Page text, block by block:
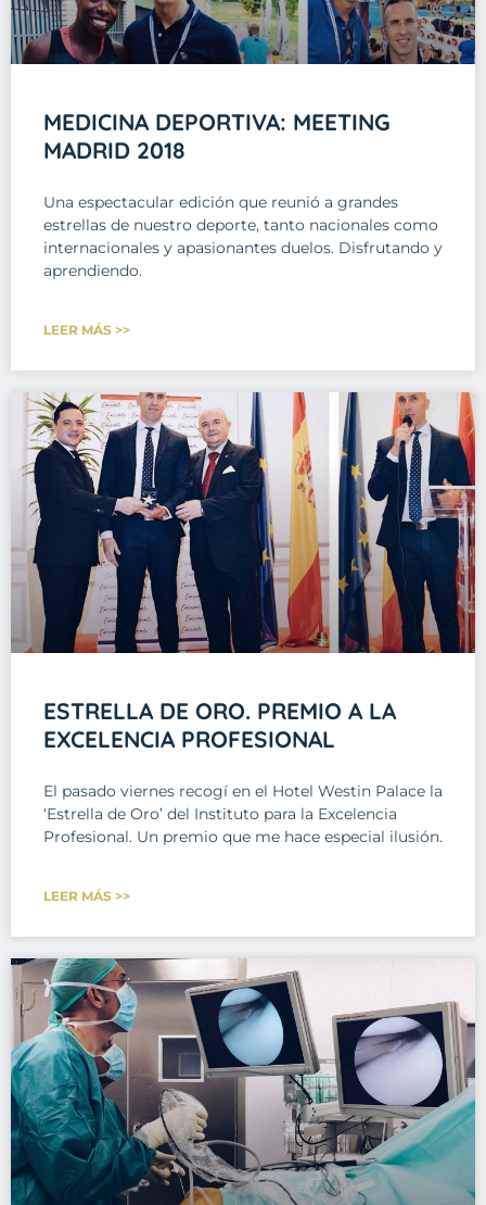
MEDICINA DEPORTIVA: MEETING
MADRID 2018
Una espectacular edición que reunió a grandes
estrellas de nuestro deporte, tanto nacionales como
internacionales y apasionantes duelos. Disfrutando y
aprendiendo.
LEER MÁS >>
ESTRELLA DE ORO. PREMIO A LA
EXCELENCIA PROFESIONAL
El pasado viernes recogí en el Hotel Westin Palace la
‘Estrella de Oro’ del Instituto para la Excelencia
Profesional. Un premio que me hace especial ilusión.
LEER MÁS >>